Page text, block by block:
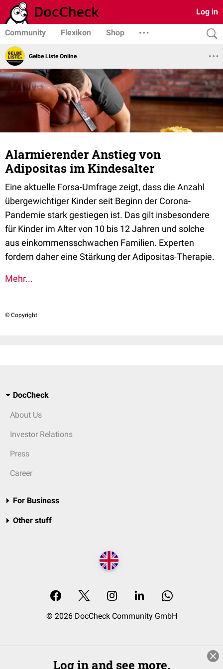
Log in
Community Flexikon Shop
Gelbe Liste Online
Alarmierender Anstieg von
Adipositas im Kindesalter
Eine aktuelle Forsa-Umfrage zeigt, dass die Anzahl
übergewichtiger Kinder seit Beginn der Corona-
Pandemie stark gestiegen ist. Das gilt insbesondere
für Kinder im Alter von 10 bis 12 Jahren und solche
aus einkommensschwachen Familien. Experten
fordern daher eine Stärkung der Adipositas-Therapie.
Mehr...
© Copyright
DocCheck
About Us
Investor Relations
Press
Career
For Business
Other stuff
© 2026 DocCheck Community GmbH
Log in and see more.